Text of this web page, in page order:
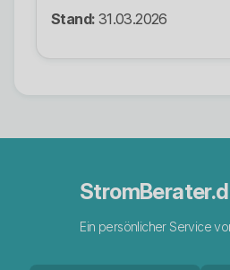
Stand: 31.03.2026
Ein persönlicher Service